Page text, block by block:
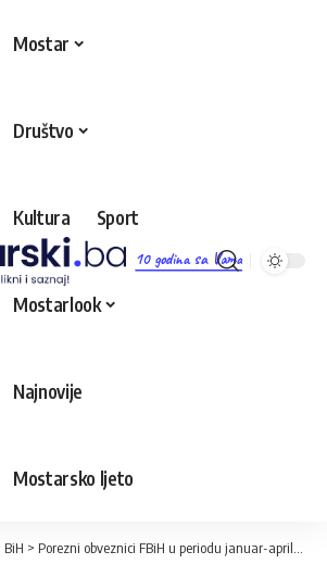
10 godina sa Vama
Mostar
Društvo
Kultura Sport
Mostarlook
Najnovije
Mostarsko ljeto
BiH > Porezni obveznici FBiH u periodu januar-april 2025. uplatili 3.006.820.324 KM javnih prihoda